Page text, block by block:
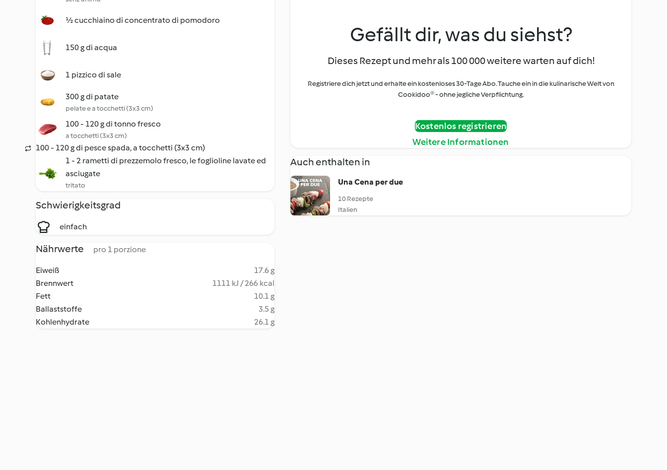
½ cucchiaino di concentrato di pomodoro
150 g di acqua
1 pizzico di sale
300 g di patate
pelate e a tocchetti (3x3 cm)
100 - 120 g di tonno fresco
a tocchetti (3x3 cm)
100 - 120 g di pesce spada, a tocchetti (3x3 cm)
1 - 2 rametti di prezzemolo fresco, le foglioline lavate ed
asciugate
tritato
Schwierigkeitsgrad
einfach
Nährwerte pro 1 porzione
Eiweiß
17.6 g
Brennwert
1111 kJ / 266 kcal
Fett
10.1 g
Ballaststoffe
3.5 g
Kohlenhydrate
26.1 g
Gefällt dir, was du siehst?
Dieses Rezept und mehr als 100 000 weitere warten auf dich!
Registriere dich jetzt und erhalte ein kostenloses 30-Tage Abo. Tauche ein in die kulinarische Welt von
Cookidoo® - ohne jegliche Verpflichtung.
Kostenlos registrieren
Weitere Informationen
Auch enthalten in
Una Cena per due
10 Rezepte
Italien